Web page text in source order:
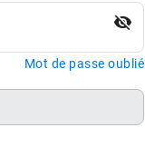
visibility_off
Mot de passe oublié